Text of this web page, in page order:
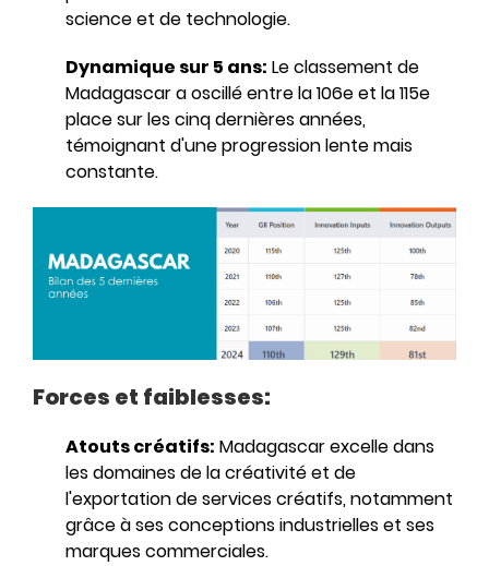
science et de technologie.
Dynamique sur 5 ans: Le classement de
Madagascar a oscillé entre la 106e et la 115e
place sur les cinq dernières années,
témoignant d'une progression lente mais
constante.
Forces et faiblesses:
Atouts créatifs: Madagascar excelle dans
les domaines de la créativité et de
l'exportation de services créatifs, notamment
grâce à ses conceptions industrielles et ses
marques commerciales.